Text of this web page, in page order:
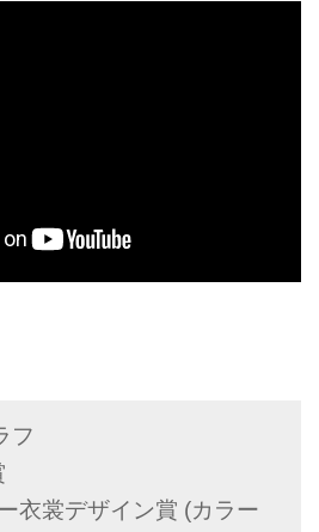
フ
衣裳デザイン賞 (カラー